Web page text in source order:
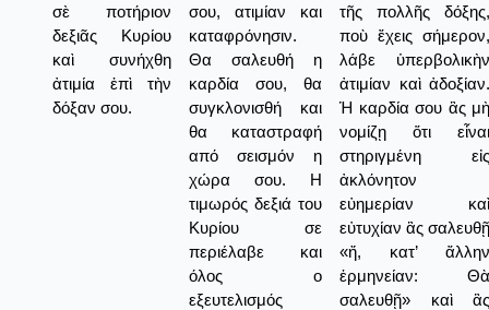
σὲ ποτήριον
δεξιᾶς Κυρίου
καὶ συνήχθη
ἀτιμία ἐπὶ τὴν
δόξαν σου.
σου, ατιμίαν και
καταφρόνησιν.
Θα σαλευθή η
καρδία σου, θα
συγκλονισθή και
θα καταστραφή
από σεισμόν η
χώρα σου. Η
τιμωρός δεξιά του
Κυρίου σε
περιέλαβε και
όλος ο
εξευτελισμός
τῆς πολλῆς δόξης,
ποὺ ἔχεις σήμερον,
λάβε ὑπερβολικὴν
ἀτιμίαν καὶ ἀδοξίαν.
Ἡ καρδία σου ἂς μὴ
νομίζῃ ὅτι εἶναι
στηριγμένη εἰς
ἀκλόνητον
εὐημερίαν καὶ
εὐτυχίαν ἂς σαλευθῇ
«ἤ, κατ’ ἄλλην
ἑρμηνείαν: Θὰ
σαλευθῇ» καὶ ἂς